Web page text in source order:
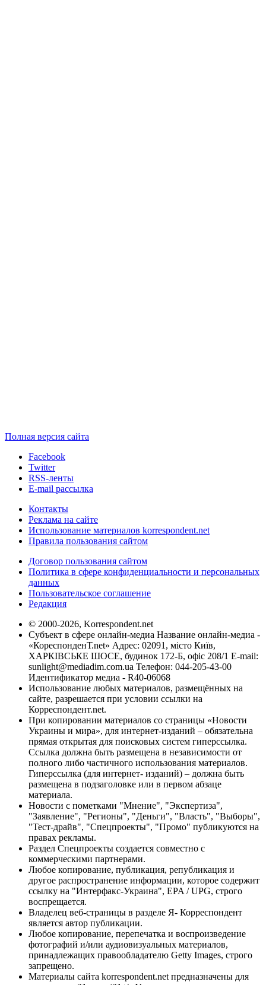
Полная версия сайта
Facebook
Twitter
RSS-ленты
E-mail рассылка
Контакты
Реклама на сайте
Использование материалов korrespondent.net
Правила пользования сайтом
Договор пользования сайтом
Политика в сфере конфиденциальности и персональных
данных
Пользовательское соглашение
Редакция
© 2000-2026, Korrespondent.net
Субъект в сфере онлайн-медиа Название онлайн-медиа -
«КореспонденТ.net» Адрес: 02091, місто Київ,
ХАРКІВСЬКЕ ШОСЕ, будинок 172-Б, офіс 208/1 E-mail:
sunlight@mediadim.com.ua Телефон: 044-205-43-00
Идентификатор медиа - R40-06068
Использование любых материалов, размещённых на
сайте, разрешается при условии ссылки на
Корреспондент.net.
При копировании материалов со страницы «Новости
Украины и мира», для интернет-изданий – обязательна
прямая открытая для поисковых систем гиперссылка.
Ссылка должна быть размещена в независимости от
полного либо частичного использования материалов.
Гиперссылка (для интернет- изданий) – должна быть
размещена в подзаголовке или в первом абзаце
материала.
Новости с пометками "Мнение", "Экспертиза",
"Заявление", "Регионы", "Деньги", "Власть", "Выборы",
"Тест-драйв", "Спецпроекты", "Промо" публикуются на
правах рекламы.
Раздел Спецпроекты создается совместно с
коммерческими партнерами.
Любое копирование, публикация, републикация и
другое распространение информации, которое содержит
ссылку на "Интерфакс-Украина", EPA / UPG, строго
воспрещается.
Владелец веб-страницы в разделе Я- Корреспондент
является автор публикации.
Любое копирование, перепечатка и воспроизведение
фотографий и/или аудиовизуальных материалов,
принадлежащих правообладателю Getty Images, строго
запрещено.
Материалы сайта korrespondent.net предназначены для